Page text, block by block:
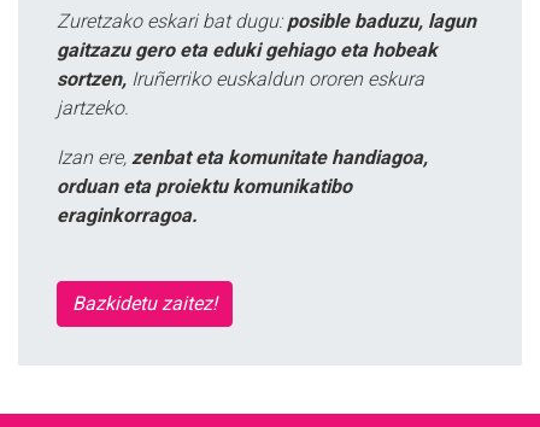
Zuretzako eskari bat dugu: posible baduzu, lagun
gaitzazu gero eta eduki gehiago eta hobeak
sortzen, Iruñerriko euskaldun ororen eskura
jartzeko.
Izan ere, zenbat eta komunitate handiagoa,
orduan eta proiektu komunikatibo
eraginkorragoa.
Bazkidetu zaitez!